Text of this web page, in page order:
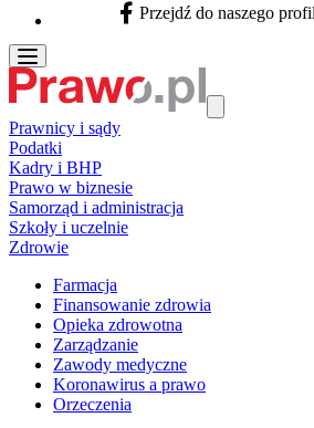
Facebook - otwiera się w nowej karcie
Przejdź do naszego
Prawnicy i sądy
Podatki
Kadry i BHP
Prawo w biznesie
Samorząd i administracja
Szkoły i uczelnie
Zdrowie
Farmacja
Finansowanie zdrowia
Opieka zdrowotna
Zarządzanie
Zawody medyczne
Koronawirus a prawo
Orzeczenia